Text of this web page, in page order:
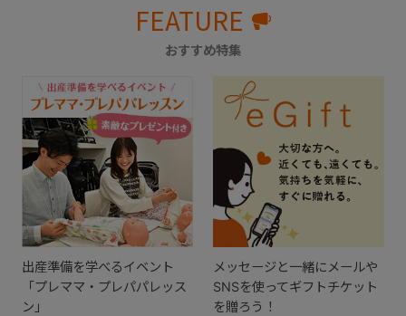
FEATURE
おすすめ特集
出産準備を学べるイベント
「プレママ・プレパパレッス
ン」
メッセージと一緒にメールや
SNSを使ってギフトチケット
を贈ろう！